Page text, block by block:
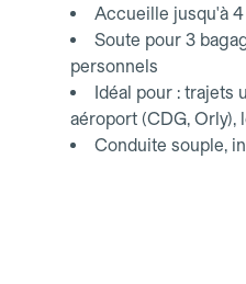
Accueille jusqu'à
Soute pour 3
personnels
Idéal pour : trajets
aéroport (CDG, Orly),
Conduite souple,